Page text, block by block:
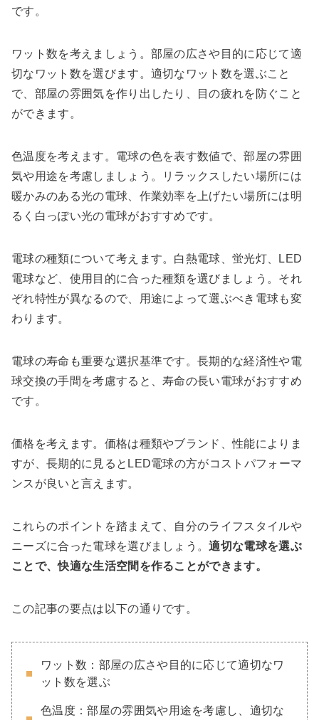
です。
ワット数を考えましょう。部屋の広さや目的に応じて適
切なワット数を選びます。適切なワット数を選ぶこと
で、部屋の雰囲気を作り出したり、目の疲れを防ぐこと
ができます。
色温度を考えます。電球の色を表す数値で、部屋の雰囲
気や用途を考慮しましょう。リラックスしたい場所には
暖かみのある光の電球、作業効率を上げたい場所には明
るく白っぽい光の電球がおすすめです。
電球の種類について考えます。白熱電球、蛍光灯、LED
電球など、使用目的に合った種類を選びましょう。それ
ぞれ特性が異なるので、用途によって選ぶべき電球も変
わります。
電球の寿命も重要な選択基準です。長期的な経済性や電
球交換の手間を考慮すると、寿命の長い電球がおすすめ
です。
価格を考えます。価格は種類やブランド、性能によりま
すが、長期的に見るとLED電球の方がコストパフォーマ
ンスが良いと言えます。
これらのポイントを踏まえて、自分のライフスタイルや
ニーズに合った電球を選びましょう。適切な電球を選ぶ
ことで、快適な生活空間を作ることができます。
この記事の要点は以下の通りです。
ワット数：部屋の広さや目的に応じて適切なワ
ット数を選ぶ
色温度：部屋の雰囲気や用途を考慮し、適切な